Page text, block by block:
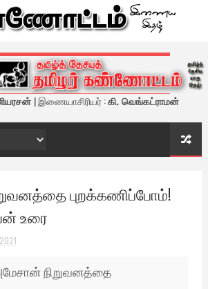
- இணைய இதழ்
| இணையாசிரியர் :கி. வெங்கட்ராமன்
புறக்கணிப்போம்!
உரை
நிறுவனத்தை